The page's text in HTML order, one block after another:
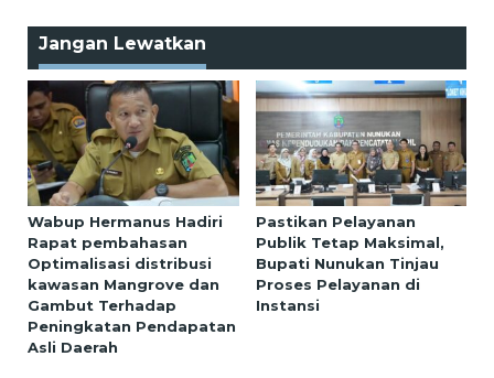
Jangan Lewatkan
Wabup Hermanus Hadiri
Rapat pembahasan
Optimalisasi distribusi
kawasan Mangrove dan
Gambut Terhadap
Peningkatan Pendapatan
Asli Daerah
Pastikan Pelayanan
Publik Tetap Maksimal,
Bupati Nunukan Tinjau
Proses Pelayanan di
Instansi